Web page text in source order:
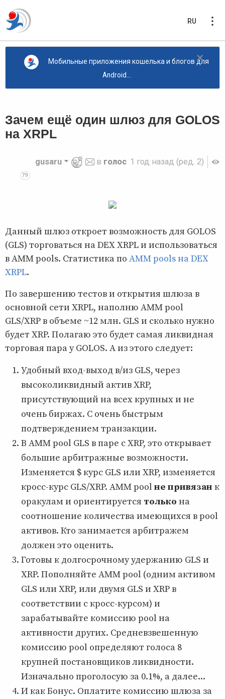
RU
×
Мобильные приложения кошелька и блогов для
Android...
Зачем ещё один шлюз для GOLOS
на XRPL
1 год назад (ред. 2)
79
gusaru в голос
Данный шлюз откроет возможность для GOLOS
(GLS) торговаться на DEX XRPL и использоваться
в AMM pools. Статистика по AMM pools на DEX
XRPL.
По завершению тестов и открытия шлюза в
основной сети XRPL, наполню AMM pool
GLS/XRP в объеме ~12 млн. GLS и сколько нужно
будет XRP. Полагаю это будет самая ликвидная
торговая пара у GOLOS. А из этого следует:
Удобный вход-выход в/из GLS, через
высоколиквидный актив XRP,
присутствующий на всех крупных и не
очень биржах. С очень быстрым
подтверждением транзакции.
В AMM pool GLS в паре с XRP, это открывает
большие арбитражные возможности.
Изменяется $ курс GLS или XRP, изменяется
кросс-курс GLS/XRP. AMM poolне привязан к
оракулам и ориентируется только на
соотношение количества имеющихся в pool
активов. Кто занимается арбитражем
должен это оценить.
Готовы к долгосрочному удержанию GLS и
XRP. Пополняйте AMM pool (одним активом
GLS или XRP, или двумя GLS и XRP в
соответствии с кросс-курсом) и
зарабатывайте комиссию pool на
активности других. Средневзвешенную
комиссию pool определяют голоса 8
крупней постановщиков ликвидности.
Изначально проголосую за 0.1%, а далее...
И как Бонус. Оплатите комиссию шлюза за